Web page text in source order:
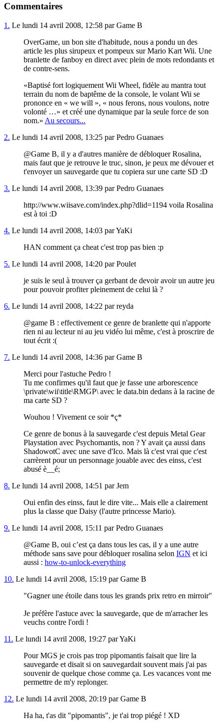
Commentaires
1. Le lundi 14 avril 2008, 12:58 par Game B
OverGame, un bon site d'habitude, nous a pondu un des
article les plus sirupeux et pompeux sur Mario Kart Wii. Une
branlette de fanboy en direct avec plein de mots redondants et
de contre-sens.
Baptisé fort logiquement Wii Wheel, fidèle au mantra tout
terrain du nom de baptême de la console, le volant Wii se
prononce en « we will », « nous ferons, nous voulons, notre
volonté …» et créé une dynamique par la seule force de son
nom.
Au secours...
2. Le lundi 14 avril 2008, 13:25 par Pedro Guanaes
@Game B, il y a d'autres manière de débloquer Rosalina,
mais faut que je retrouve le truc, sinon, je peux me dévouer et
t'envoyer un sauvegarde que tu copiera sur une carte SD :D
3. Le lundi 14 avril 2008, 13:39 par Pedro Guanaes
http://www.wiisave.com/index.php?dlid=1194 voila Rosalina
est à toi :D
4. Le lundi 14 avril 2008, 14:03 par YaKi
HAN comment ça cheat c'est trop pas bien :p
5. Le lundi 14 avril 2008, 14:20 par Poulet
je suis le seul à trouver ça gerbant de devoir avoir un autre jeu
pour pouvoir profiter pleinement de celui là ?
6. Le lundi 14 avril 2008, 14:22 par reyda
@game B : effectivement ce genre de branlette qui n'apporte
rien ni au lecteur ni au jeu vidéo lui même, c'est à proscrire de
tout écrit :(
7. Le lundi 14 avril 2008, 14:36 par Game B
Merci pour l'astuche Pedro !
Tu me confirmes qu'il faut que je fasse une arborescence
\private\wii\title\RMGP\ avec le data.bin dedans à la racine de
ma carte SD ?
Wouhou ! Vivement ce soir *ç*
Ce genre de bonus à la sauvegarde c'est depuis Metal Gear
Playstation avec Psychomantis, non ? Y avait ça aussi dans
ShadowotC avec une save d'Ico. Mais là c'est vrai que c'est
carrèrent pour un personnage jouable avec des einss, c'est
abusé è__é;
8. Le lundi 14 avril 2008, 14:51 par Jem
Oui enfin des einss, faut le dire vite... Mais elle a clairement
plus la classe que Daisy (l'autre princesse Mario).
9. Le lundi 14 avril 2008, 15:11 par Pedro Guanaes
@Game B, oui c’est ça dans tous les cas, il y a une autre
méthode sans save pour débloquer rosalina selon IGN et ici
aussi : how-to-unlock-everything
10. Le lundi 14 avril 2008, 15:19 par Game B
"Gagner une étoile dans tous les grands prix retro en mirroir"
Je préfère l'astuce avec la sauvegarde, que de m'arracher les
veuchs contre l'ordi !
11. Le lundi 14 avril 2008, 19:27 par YaKi
Pour MGS je crois pas trop pipomantis faisait que lire la
sauvegarde et disait si on sauvegardait souvent mais j'ai pas
souvenir de quelque chose comme ça. Les vacances vont me
permettre de m'y replonger.
12. Le lundi 14 avril 2008, 20:19 par Game B
Ha ha, t'as dit "pipomantis", je t'ai trop piégé ! XD